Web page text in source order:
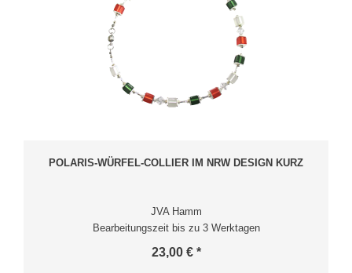
POLARIS-WÜRFEL-COLLIER IM NRW DESIGN KURZ
JVA Hamm
Bearbeitungszeit bis zu 3 Werktagen
23,00 € *